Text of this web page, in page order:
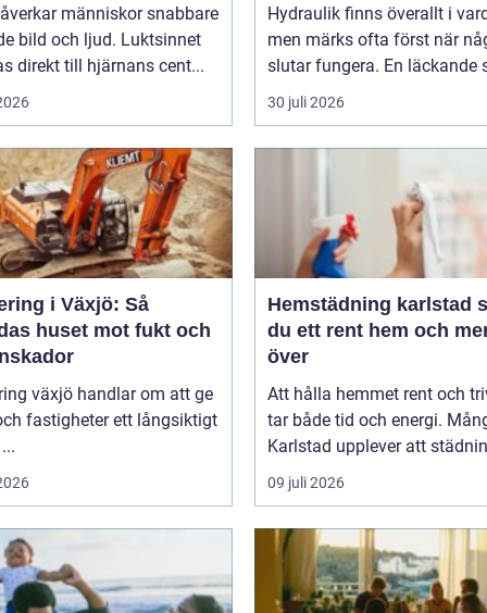
människor snabbare
bild och ljud. Luktsinnet
direkt till hjärnans cent...
Hydraulik finns överallt i
men märks ofta först när
slutar fungera. En läckande
30 juli 2026
i Växjö: Så
huset mot fukt och
växjö handlar om att ge
fastigheter ett långsiktigt
Hemstädning karlstad så får
du ett rent hem och
över
Att hålla hemmet rent och
tar både tid och energi.
Karlstad upplever att
09 juli 2026